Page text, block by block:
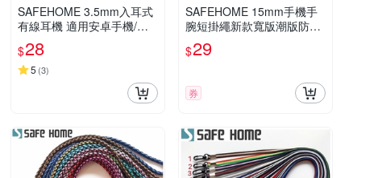
SAFEHOME 3.5mm入耳式
有線耳機 適用安卓手機/電
腦/MP3/MP4 (不帶麥、不可
通話，僅能聽音樂) EH3501
$28
5 (3)
SAFEHOME 15mm手機手
腕短掛繩新款寬版潮版防丟
機殼掛飾鑰匙吊繩 18.5+6
公分長 (恕不接受指定顏色
$29
券